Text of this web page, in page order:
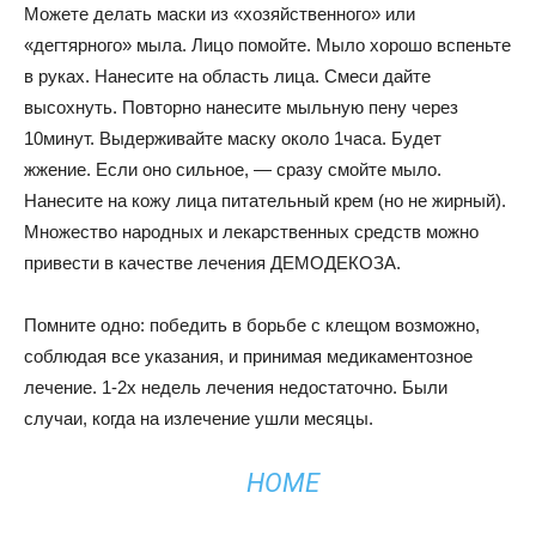
Можете делать маски из «хозяйственного» или
«дегтярного» мыла. Лицо помойте. Мыло хорошо вспеньте
в руках. Нанесите на область лица. Смеси дайте
высохнуть. Повторно нанесите мыльную пену через
10минут. Выдерживайте маску около 1часа. Будет
жжение. Если оно сильное, — сразу смойте мыло.
Нанесите на кожу лица питательный крем (но не жирный).
Множество народных и лекарственных средств можно
привести в качестве лечения ДЕМОДЕКОЗА.
Помните одно: победить в борьбе с клещом возможно,
соблюдая все указания, и принимая медикаментозное
лечение. 1-2х недель лечения недостаточно. Были
случаи, когда на излечение ушли месяцы.
HOME